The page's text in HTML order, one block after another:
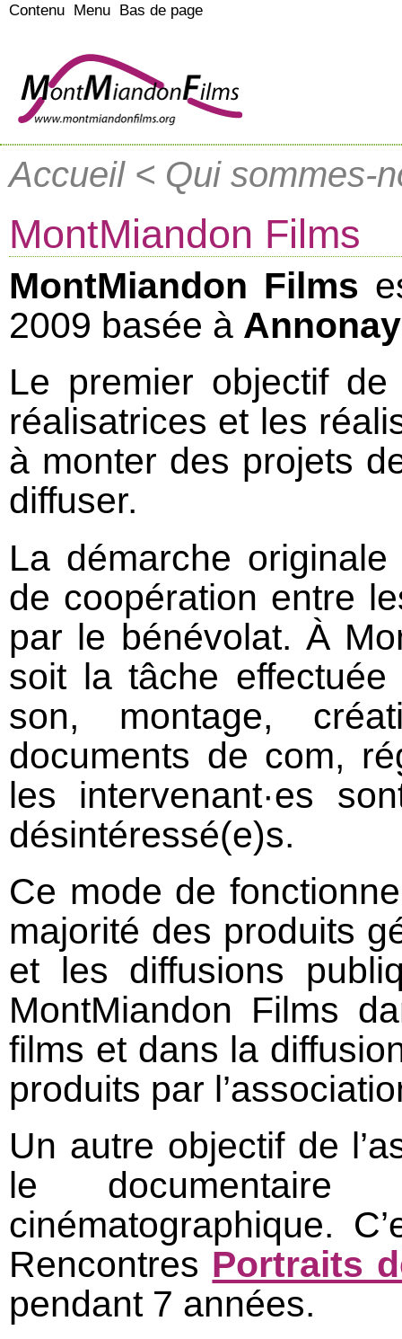
Contenu Menu Bas de page
Accueil< Qui sommes-
MontMiandon Films
MontMiandon Films
2009 basée à Annonay
Le premier objectif de
réalisatrices et les
à monter des projets
diffuser.
La démarche
de coopération entre
par le bénévolat. À
soit la tâche
son, montage,
documents de com,
les intervenant·es
désintéressé(e)s.
Ce mode de
majorité des produits
et les diffusions
MontMiandon Films
films et dans la
produits par
Un autre objectif de
le
cinématographique.
Rencontres Portraits
pendant 7 années.